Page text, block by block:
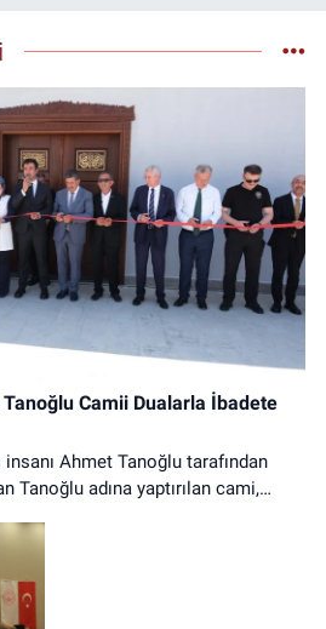
Camii Dualarla İbadete
Ahmet Tanoğlu tarafından
Tanoğlu adına yaptırılan cami,